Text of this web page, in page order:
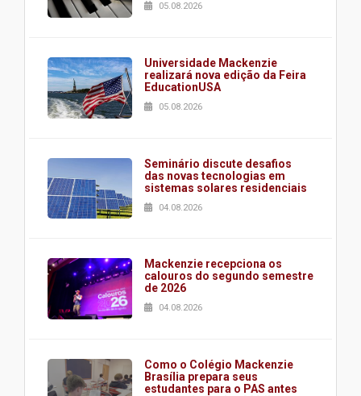
05.08.2026
Universidade Mackenzie
realizará nova edição da Feira
EducationUSA
05.08.2026
Seminário discute desafios
das novas tecnologias em
sistemas solares residenciais
04.08.2026
Mackenzie recepciona os
calouros do segundo semestre
de 2026
04.08.2026
Como o Colégio Mackenzie
Brasília prepara seus
estudantes para o PAS antes